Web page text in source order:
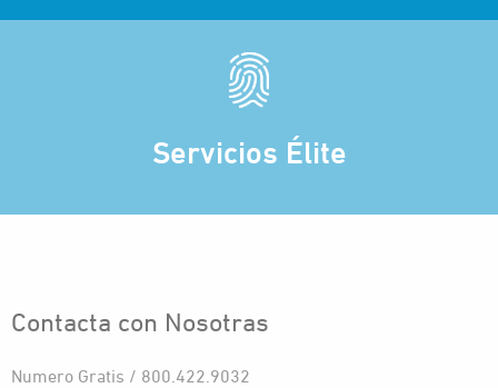
Servicios Élite
Contacta con Nosotras
Numero Gratis / 800.422.9032